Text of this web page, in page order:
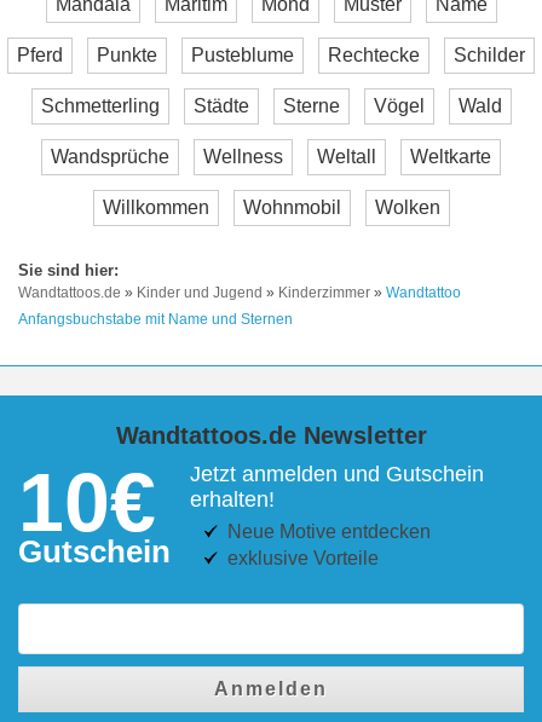
Pferd Punkte Pusteblume Rechtecke Schilder
Schmetterling Städte Sterne Vögel Wald
Wandsprüche Wellness Weltall Weltkarte
Willkommen Wohnmobil Wolken
Wandtattoos.de » Kinder und Jugend » Kinderzimmer » Wandtattoo
Anfangsbuchstabe mit Name und Sternen
Wandtattoos.de Newsletter
10€
Gutschein
Jetzt anmelden und Gutschein
erhalten!
Neue Motive entdecken
exklusive Vorteile
Anmelden